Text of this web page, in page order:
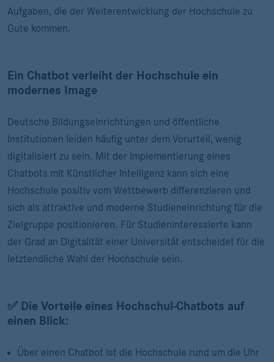
Aufgaben, die der Weiterentwicklung der Hochschule zu
Gute kommen.
Ein Chatbot verleiht der Hochschule ein
modernes Image
Deutsche Bildungseinrichtungen und öffentliche
Institutionen leiden häufig unter dem Vorurteil, wenig
digitalisiert zu sein. Mit der Implementierung eines
Chatbots mit Künstlicher Intelligenz kann sich eine
Hochschule positiv vom Wettbewerb differenzieren und
sich als attraktive und moderne Studieneinrichtung für die
Zielgruppe positionieren. Für Studieninteressierte kann
der Grad an Digitalität einer Universität entscheidet für die
letztendliche Wahl der Hochschule sein.
✅ Die Vorteile eines Hochschul-Chatbots auf
einen Blick:
Über einen Chatbot ist die Hochschule rund um die Uhr